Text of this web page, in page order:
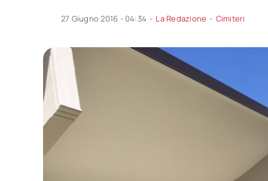
27 Giugno 2016 - 04:34 - La Redazione - Cimiteri